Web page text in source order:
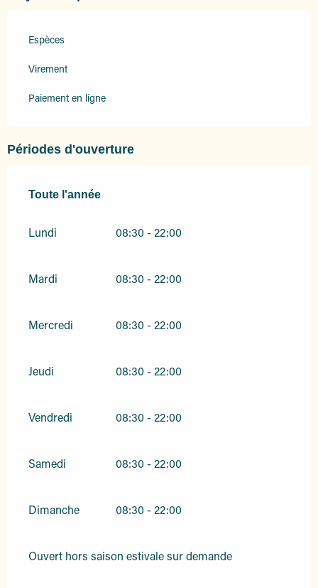
Espèces
Virement
Paiement en ligne
Périodes d'ouverture
Toute l'année
Toute l'année
Lundi 08:30 - 22:00
Mardi 08:30 - 22:00
Mercredi 08:30 - 22:00
Jeudi 08:30 - 22:00
Vendredi 08:30 - 22:00
Samedi 08:30 - 22:00
Dimanche 08:30 - 22:00
Ouvert hors saison estivale sur demande